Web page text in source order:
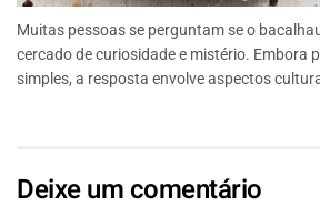
Muitas pessoas se perguntam se o
cercado de curiosidade e mistério. Embora
simples, a resposta envolve aspectos
Deixe um comentário